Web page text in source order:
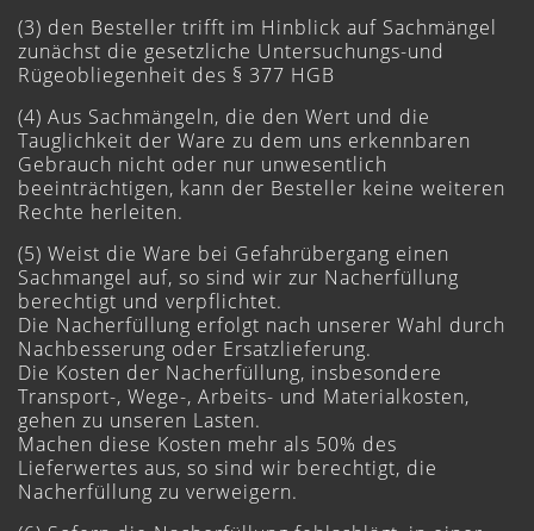
(3) den Besteller trifft im Hinblick auf Sachmängel
zunächst die gesetzliche Untersuchungs-und
Rügeobliegenheit des § 377 HGB
(4) Aus Sachmängeln, die den Wert und die
Tauglichkeit der Ware zu dem uns erkennbaren
Gebrauch nicht oder nur unwesentlich
beeinträchtigen, kann der Besteller keine weiteren
Rechte herleiten.
(5) Weist die Ware bei Gefahrübergang einen
Sachmangel auf, so sind wir zur Nacherfüllung
berechtigt und verpflichtet.
Die Nacherfüllung erfolgt nach unserer Wahl durch
Nachbesserung oder Ersatzlieferung.
Die Kosten der Nacherfüllung, insbesondere
Transport-, Wege-, Arbeits- und Materialkosten,
gehen zu unseren Lasten.
Machen diese Kosten mehr als 50% des
Lieferwertes aus, so sind wir berechtigt, die
Nacherfüllung zu verweigern.